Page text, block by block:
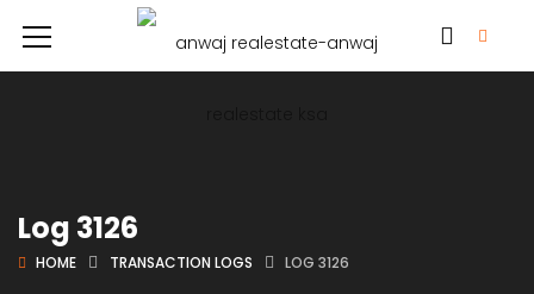
Log 3126
HOME TRANSACTION LOGS LOG 3126